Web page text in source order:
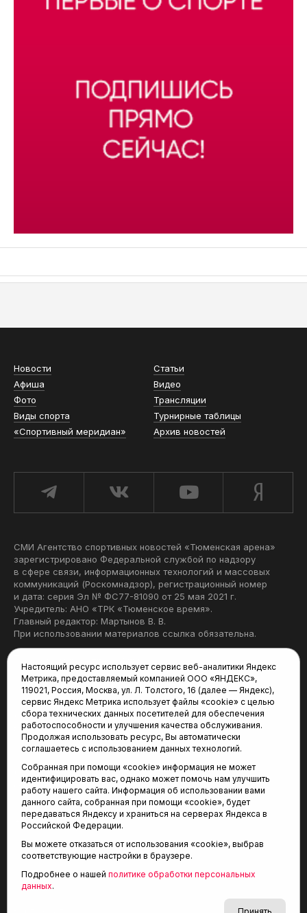
Новости
Статьи
Афиша
Видео
Фото
Трансляции
Виды спорта
Турнирные таблицы
«Спортивный меридиан»
Архив новостей
СМИ Агентство спортивных новостей «Тюменская арена»
зарегистрировано Федеральной службой по надзору
в сфере связи, информационных технологий и массовых
коммуникаций (Роскомнадзор), регистрационный номер
и дата: серия Эл № ФС77-81090 от 25 мая 2021 г.
Учредитель: АНО «ТРК «Тюменское время».
Главный редактор: Мартынов В. В.
При использовании материалов ссылка обязательна.
Редакция:
625035, Тюмень, пр. Геологоразведчиков, 28А
(3452) 68-22-28
tum-arena@mail.ru
Отдел продаж:
(3452) 68-89-78
kotovaev@sibinformburo.ru
© 2001-2026 Агентство спортивных новостей
Настоящий ресурс использует сервис веб-аналитики Яндекс
Метрика, предоставляемый компанией ООО «ЯНДЕКС»,
119021, Россия, Москва, ул. Л. Толстого, 16 (далее — Яндекс),
сервис Яндекс Метрика использует файлы «cookie» с целью
сбора технических данных посетителей для обеспечения
работоспособности и улучшения качества обслуживания.
Продолжая использовать ресурс, Вы автоматически
соглашаетесь с использованием данных технологий.
Собранная при помощи «cookie» информация не может
идентифицировать вас, однако может помочь нам улучшить
работу нашего сайта. Информация об использовании вами
данного сайта, собранная при помощи «cookie», будет
передаваться Яндексу и храниться на серверах Яндекса в
Российской Федерации.
Вы можете отказаться от использования «cookie», выбрав
соответствующие настройки в браузере.
Подробнее о нашей политике обработки персональных
данных.